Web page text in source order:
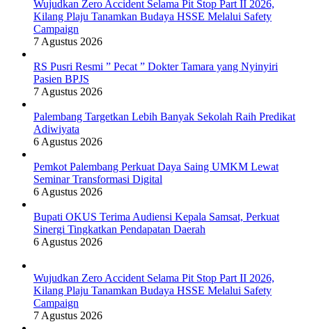
Wujudkan Zero Accident Selama Pit Stop Part II 2026,
Kilang Plaju Tanamkan Budaya HSSE Melalui Safety
Campaign
7 Agustus 2026
RS Pusri Resmi ” Pecat ” Dokter Tamara yang Nyinyiri
Pasien BPJS
7 Agustus 2026
Palembang Targetkan Lebih Banyak Sekolah Raih Predikat
Adiwiyata
6 Agustus 2026
Pemkot Palembang Perkuat Daya Saing UMKM Lewat
Seminar Transformasi Digital
6 Agustus 2026
Bupati OKUS Terima Audiensi Kepala Samsat, Perkuat
Sinergi Tingkatkan Pendapatan Daerah
6 Agustus 2026
Wujudkan Zero Accident Selama Pit Stop Part II 2026,
Kilang Plaju Tanamkan Budaya HSSE Melalui Safety
Campaign
7 Agustus 2026